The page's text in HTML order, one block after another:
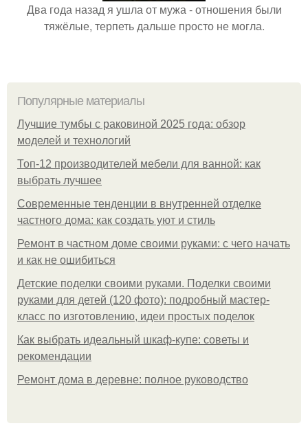
Два года назад я ушла от мужа - отношения были
тяжёлые, терпеть дальше просто не могла.
Популярные материалы
Лучшие тумбы с раковиной 2025 года: обзор
моделей и технологий
Топ-12 производителей мебели для ванной: как
выбрать лучшее
Современные тенденции в внутренней отделке
частного дома: как создать уют и стиль
Ремонт в частном доме своими руками: с чего начать
и как не ошибиться
Детские поделки своими руками. Поделки своими
руками для детей (120 фото): подробный мастер-
класс по изготовлению, идеи простых поделок
Как выбрать идеальный шкаф-купе: советы и
рекомендации
Ремонт дома в деревне: полное руководство